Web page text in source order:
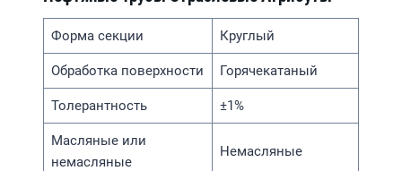
Форма секции Круглый
Обработка поверхности Горячекатаный
Толерантность ±1%
Масляные или
немасляные
Немасляные